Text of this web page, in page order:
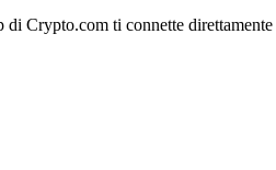
Crypto.com ti connette